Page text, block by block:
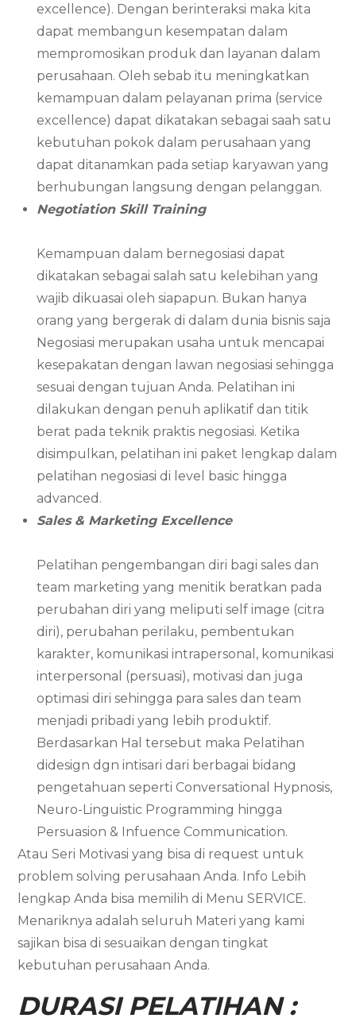
excellence). Dengan berinteraksi maka kita
dapat membangun kesempatan dalam
mempromosikan produk dan layanan dalam
perusahaan. Oleh sebab itu meningkatkan
kemampuan dalam pelayanan prima (service
excellence) dapat dikatakan sebagai saah satu
kebutuhan pokok dalam perusahaan yang
dapat ditanamkan pada setiap karyawan yang
berhubungan langsung dengan pelanggan.
Negotiation Skill Training
Kemampuan dalam bernegosiasi dapat
dikatakan sebagai salah satu kelebihan yang
wajib dikuasai oleh siapapun. Bukan hanya
orang yang bergerak di dalam dunia bisnis saja
Negosiasi merupakan usaha untuk mencapai
kesepakatan dengan lawan negosiasi sehingga
sesuai dengan tujuan Anda. Pelatihan ini
dilakukan dengan penuh aplikatif dan titik
berat pada teknik praktis negosiasi. Ketika
disimpulkan, pelatihan ini paket lengkap dalam
pelatihan negosiasi di level basic hingga
advanced.
Sales & Marketing Excellence
Pelatihan pengembangan diri bagi sales dan
team marketing yang menitik beratkan pada
perubahan diri yang meliputi self image (citra
diri), perubahan perilaku, pembentukan
karakter, komunikasi intrapersonal, komunikasi
interpersonal (persuasi), motivasi dan juga
optimasi diri sehingga para sales dan team
menjadi pribadi yang lebih produktif.
Berdasarkan Hal tersebut maka Pelatihan
didesign dgn intisari dari berbagai bidang
pengetahuan seperti Conversational Hypnosis,
Neuro-Linguistic Programming hingga
Persuasion & Infuence Communication.
Atau Seri Motivasi yang bisa di request untuk
problem solving perusahaan Anda. Info Lebih
lengkap Anda bisa memilih di Menu SERVICE.
Menariknya adalah seluruh Materi yang kami
sajikan bisa di sesuaikan dengan tingkat
kebutuhan perusahaan Anda.
DURASI PELATIHAN :